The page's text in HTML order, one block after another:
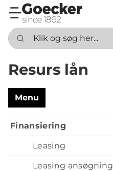
Klik og søg her...
Resurs lån
Menu
Finansiering
Leasing
Leasing ansøgning